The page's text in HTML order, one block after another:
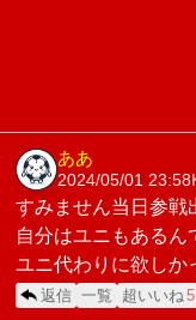
ああ
2024/05/01 23:58
すみません当日参戦
自分はユニもある
ユニ代わりに欲しか
返信 一覧 超いいね5